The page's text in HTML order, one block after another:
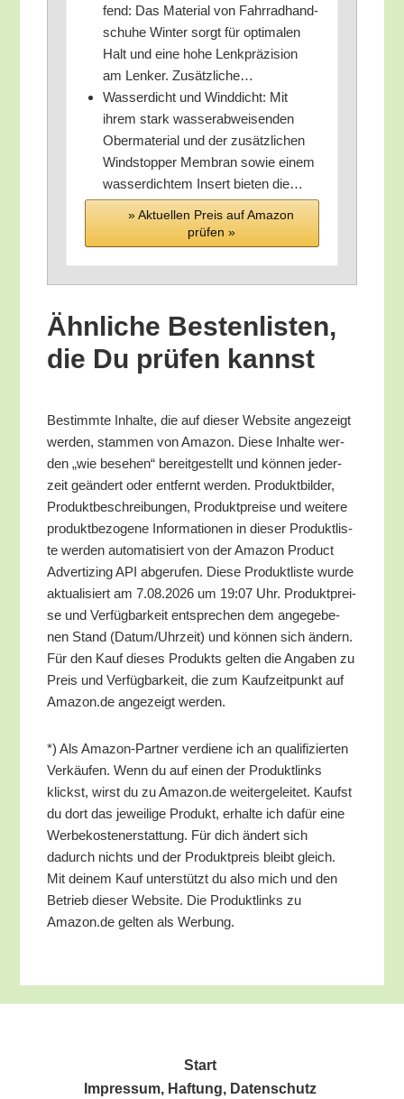
fend: Das Mate­ri­al von Fahr­rad­hand­
schu­he Win­ter sorgt für opti­ma­len
Halt und eine hohe Lenk­prä­zi­si­on
am Len­ker. Zusätzliche…
Was­ser­dicht und Wind­dicht: Mit
ihrem stark was­ser­ab­wei­sen­den
Ober­ma­te­ri­al und der zusätz­li­chen
Wind­stop­per Mem­bran sowie einem
was­ser­dich­tem Insert bie­ten die…
» Aktu­el­len Preis auf Ama­zon
prü­fen »
Ähn­li­che Bes­ten­lis­ten,
die Du prü­fen kannst
Bestimm­te Inhal­te, die auf die­ser Web­site ange­zeigt
wer­den, stam­men von Ama­zon. Die­se Inhal­te wer­
den „wie bese­hen“ bereit­ge­stellt und kön­nen jeder­
zeit geän­dert oder ent­fernt wer­den. Pro­dukt­bil­der,
Pro­dukt­be­schrei­bun­gen, Pro­dukt­prei­se und wei­te­re
pro­dukt­be­zo­ge­ne Infor­ma­tio­nen in die­ser Pro­dukt­lis­
te wer­den auto­ma­ti­siert von der Ama­zon Pro­duct
Adver­tiz­ing API abge­ru­fen. Die­se Pro­dukt­lis­te wur­de
aktua­li­siert am 7.08.2026 um 19:07 Uhr. Pro­dukt­prei­
se und Ver­füg­bar­keit ent­spre­chen dem ange­ge­be­
nen Stand (Datum/​Uhrzeit) und kön­nen sich ändern.
Für den Kauf die­ses Pro­dukts gel­ten die Anga­ben zu
Preis und Ver­füg­bar­keit, die zum Kauf­zeit­punkt auf
Amazon.de ange­zeigt werden.
*) Als Ama­zon-Part­ner ver­die­ne ich an qua­li­fi­zier­ten
Ver­käu­fen. Wenn du auf einen der Pro­dukt­links
klickst, wirst du zu Amazon.de wei­ter­ge­lei­tet. Kaufst
du dort das jewei­li­ge Pro­dukt, erhal­te ich dafür eine
Wer­be­kos­ten­er­stat­tung. Für dich ändert sich
dadurch nichts und der Pro­dukt­preis bleibt gleich.
Mit dei­nem Kauf unter­stützt du also mich und den
Betrieb die­ser Web­site. Die Pro­dukt­links zu
Amazon.de gel­ten als Werbung.
Start
Impres­sum, Haf­tung, Datenschutz